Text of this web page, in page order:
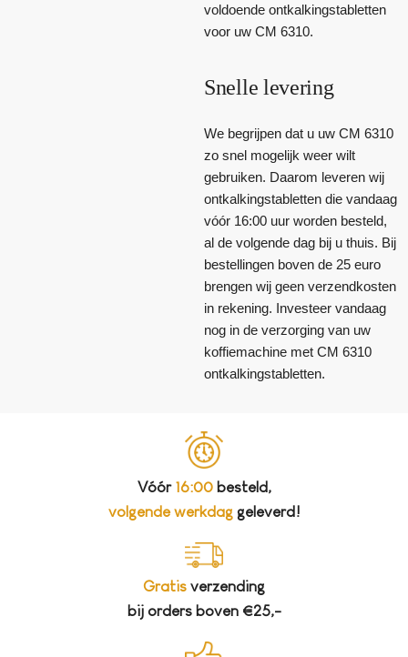
voldoende ontkalkingstabletten
voor uw CM 6310.
Snelle levering
We begrijpen dat u uw CM 6310
zo snel mogelijk weer wilt
gebruiken. Daarom leveren wij
ontkalkingstabletten die vandaag
vóór 16:00 uur worden besteld,
al de volgende dag bij u thuis. Bij
bestellingen boven de 25 euro
brengen wij geen verzendkosten
in rekening. Investeer vandaag
nog in de verzorging van uw
koffiemachine met CM 6310
ontkalkingstabletten.
Vóór 16:00besteld,
volgende werkdaggeleverd!
Gratis verzending
bij orders boven €25,-